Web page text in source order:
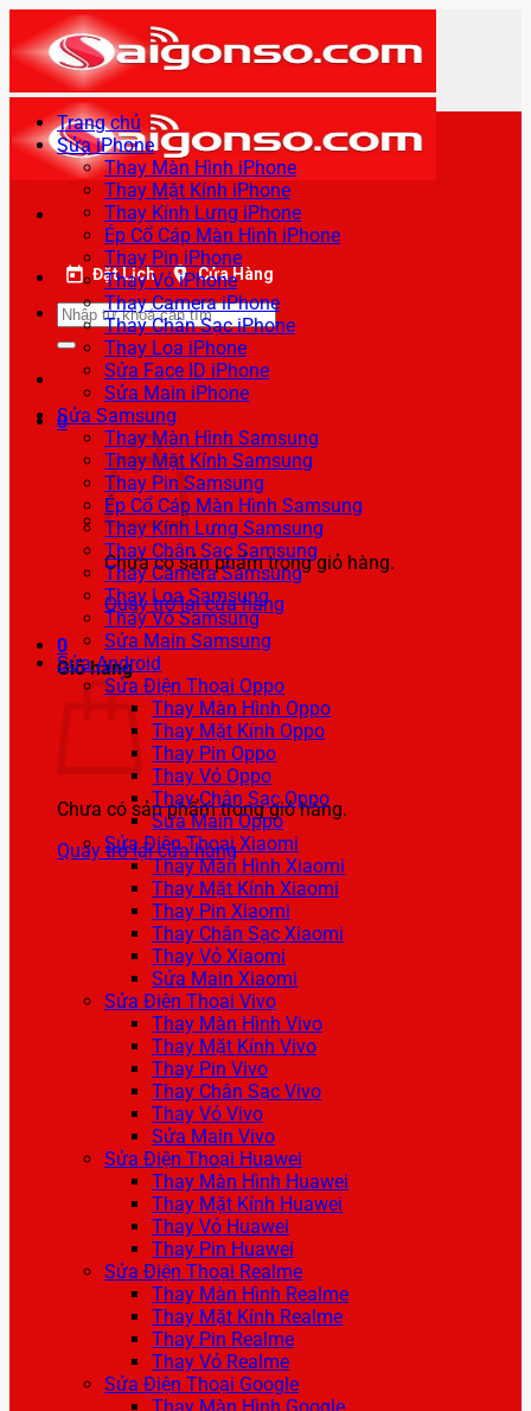
qua
nội
dung
Đặt Lịch Cửa Hàng
Tìm
kiếm:
0
Chưa có sản phẩm trong giỏ hàng.
Quay trở lại cửa hàng
0
Giỏ hàng
Chưa có sản phẩm trong giỏ hàng.
Quay trở lại cửa hàng
Trang chủ
Sửa iPhone
Thay Màn Hình iPhone
Thay Mặt Kính iPhone
Thay Kính Lưng iPhone
Ép Cổ Cáp Màn Hình iPhone
Thay Pin iPhone
Thay Vỏ iPhone
Thay Camera iPhone
Thay Chân Sạc iPhone
Thay Loa iPhone
Sửa Face ID iPhone
Sửa Main iPhone
Sửa Samsung
Thay Màn Hình Samsung
Thay Mặt Kính Samsung
Thay Pin Samsung
Ép Cổ Cáp Màn Hình Samsung
Thay Kính Lưng Samsung
Thay Chân Sạc Samsung
Thay Camera Samsung
Thay Loa Samsung
Thay Vỏ Samsung
Sửa Main Samsung
Sửa Android
Sửa Điện Thoại Oppo
Thay Màn Hình Oppo
Thay Mặt Kính Oppo
Thay Pin Oppo
Thay Vỏ Oppo
Thay Chân Sạc Oppo
Sửa Main Oppo
Sửa Điện Thoại Xiaomi
Thay Màn Hình Xiaomi
Thay Mặt Kính Xiaomi
Thay Pin Xiaomi
Thay Chân Sạc Xiaomi
Thay Vỏ Xiaomi
Sửa Main Xiaomi
Sửa Điện Thoại Vivo
Thay Màn Hình Vivo
Thay Mặt Kính Vivo
Thay Pin Vivo
Thay Chân Sạc Vivo
Thay Vỏ Vivo
Sửa Main Vivo
Sửa Điện Thoại Huawei
Thay Màn Hình Huawei
Thay Mặt Kính Huawei
Thay Vỏ Huawei
Thay Pin Huawei
Sửa Điện Thoại Realme
Thay Màn Hình Realme
Thay Mặt Kính Realme
Thay Pin Realme
Thay Vỏ Realme
Sửa Điện Thoại Google